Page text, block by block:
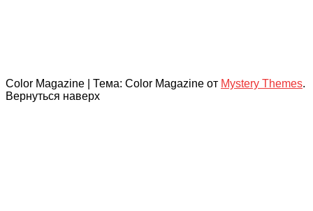
Color Magazine Тема: Color Magazine от Mystery Themes.
Вернуться наверх